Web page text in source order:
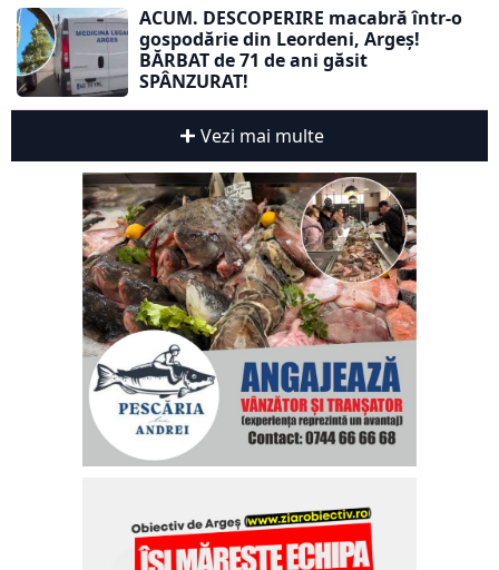
ACUM. DESCOPERIRE macabră într-o
gospodărie din Leordeni, Argeș!
BĂRBAT de 71 de ani găsit
SPÂNZURAT!
Vezi mai multe